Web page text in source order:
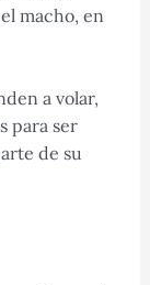
macho, en
a volar,
para ser
de su